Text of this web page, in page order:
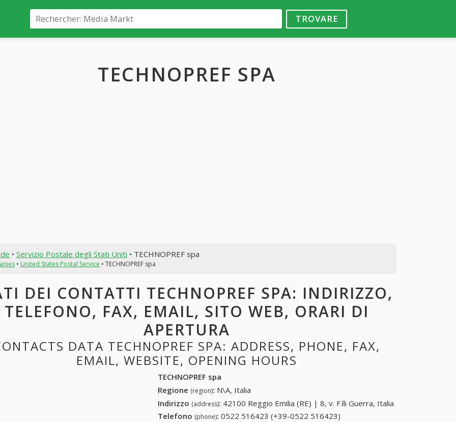
TROVARE
TECHNOPREF SPA
• Servizio Postale degli Stati Uniti • TECHNOPREF spa
• United States Postal Service • TECHNOPREF spa
DEI CONTATTI TECHNOPREF SPA: INDIRIZZO,
TELEFONO, FAX, EMAIL, SITO WEB, ORARI DI
APERTURA
DATA TECHNOPREF SPA: ADDRESS, PHONE, FAX,
EMAIL, WEBSITE, OPENING HOURS
TECHNOPREF spa
Regione (region): N\A, Italia
Indirizzo (address): 42100 Reggio Emilia (RE) | 8, v. F.lli Guerra, Italia
Telefono (phone): 0522 516423 (+39-0522 516423)